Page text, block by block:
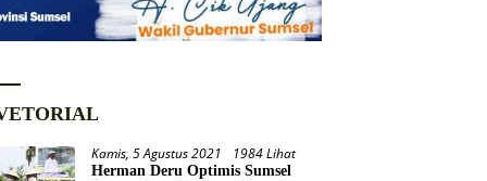
Kamis, 5 Agustus 2021 1984 Lihat
Herman Deru Optimis Sumsel